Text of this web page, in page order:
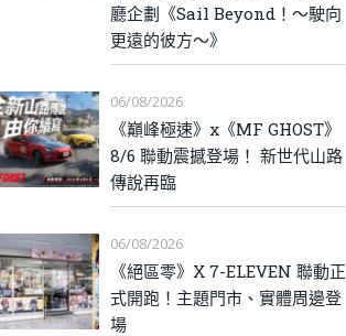
廳企劃《Sail Beyond！～駛向
更遠的彼方～》
06/08/2026
《巔峰極速》x《MF GHOST》
8/6 聯動震撼登場！ 新世代山路
傳說再臨
06/08/2026
《絕區零》X 7-ELEVEN 聯動正
式開跑！主題門市、實體周邊登
場